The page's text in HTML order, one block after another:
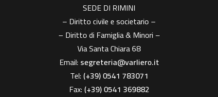
SEDE DI RIMINI
– Diritto civile e societario –
– Diritto di Famiglia & Minori –
Via Santa Chiara 68
Email: segreteria@varliero.it
Tel: (+39) 0541 783071
Fax: (+39)0541 369882